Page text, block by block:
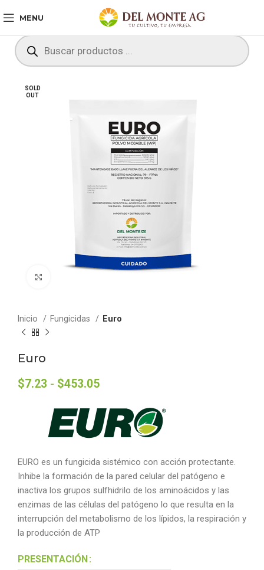
MENU
SOLD
OUT
Inicio Fungicidas Euro
Euro
$7.23 - $453.05
EURO es un fungicida sistémico con acción protectante.
Inhibe la formación de la pared celular del patógeno e
inactiva los grupos sulfhidrilo de los aminoácidos y las
enzimas de las células del patógeno lo que resulta en la
interrupción del metabolismo de los lípidos, la respiración y
la producción de ATP
PRESENTACIÓN
Alternative: